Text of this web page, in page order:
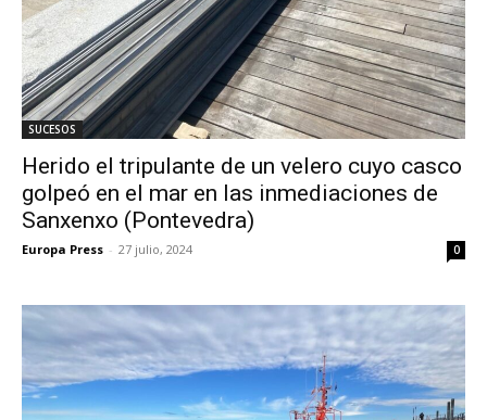
SUCESOS
Herido el tripulante de un velero cuyo casco
golpeó en el mar en las inmediaciones de
Sanxenxo (Pontevedra)
Europa Press - 27 julio, 2024 0